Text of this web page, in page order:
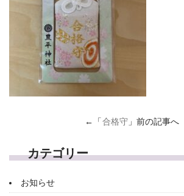
←「合格守 」前の記事へ
カテゴリー
お知らせ